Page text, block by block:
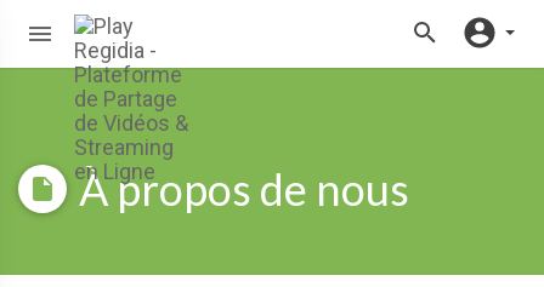
À propos de nous